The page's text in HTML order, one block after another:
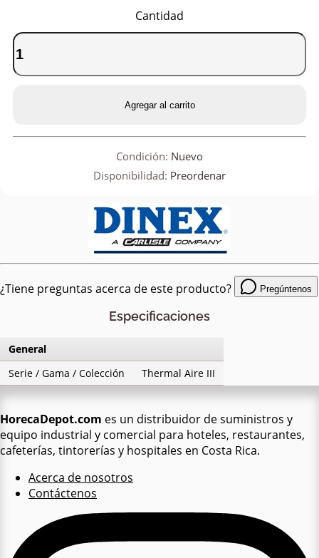
Cantidad
Agregar al carrito
Condición: Nuevo
Disponibilidad: Preordenar
¿Tiene preguntas acerca de este producto? Pregúntenos
Especificaciones
General
Serie / Gama / Colección
Thermal Aire III
HorecaDepot.com es un distribuidor de suministros y
equipo industrial y comercial para hoteles, restaurantes,
cafeterías, tintorerías y hospitales en Costa Rica.
Acerca de nosotros
Contáctenos